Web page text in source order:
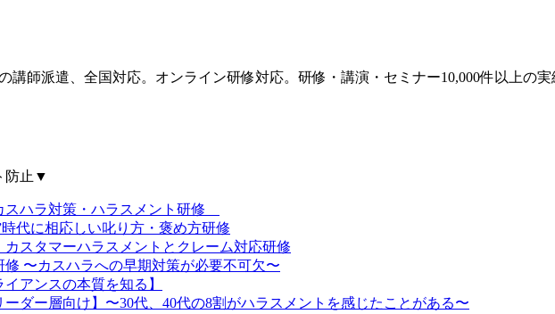
講師派遣、全国対応。オンライン研修対応。研修・講演・セミナー10,000件以上の実
防止 ▼
スハラ対策・ハラスメント研修
代に相応しい叱り方・褒め方研修
スタマーハラスメントとクレーム対応研修
〜カスハラへの早期対策が必要不可欠〜
アンスの本質を知る】
ダー層向け】〜30代、40代の8割がハラスメントを感じたことがある〜